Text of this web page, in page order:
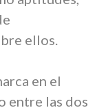
ellos.
en el
entre las dos